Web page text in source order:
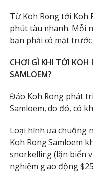
Từ Koh Rong tới Koh
phút tàu nhanh. Mỗi
bạn phải có mặt
CHƠI GÌ KHI TỚI KOH
SAMLOEM?
Đảo Koh Rong phát
Samloem, do đó, có
Loại hình ưa chuộng
Koh Rong Samloem
snorkelling (lặn biển
nghiệm giao động